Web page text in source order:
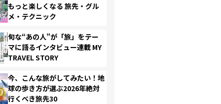
もっと楽しくなる 旅先・グル
メ・テクニック
旬な“あの人”が「旅」をテー
マに語るインタビュー連載 MY
TRAVEL STORY
今、こんな旅がしてみたい！地
球の歩き方が選ぶ2026年絶対
行くべき旅先30